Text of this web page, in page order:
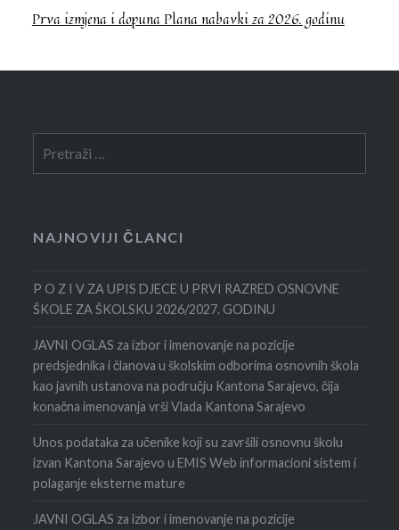
Prva izmjena i dopuna Plana nabavki za 2026. godinu
NAJNOVIJI ČLANCI
P O Z I V ZA UPIS DJECE U PRVI RAZRED OSNOVNE
ŠKOLE ZA ŠKOLSKU 2026/2027. GODINU
JAVNI OGLAS za izbor i imenovanje na pozicije
predsjednika i članova u školskim odborima osnovnih škola
kao javnih ustanova na području Kantona Sarajevo, čija
konačna imenovanja vrši Vlada Kantona Sarajevo
Unos podataka za učenike koji su završili osnovnu školu
izvan Kantona Sarajevo u EMIS Web informacioni sistem i
polaganje eksterne mature
JAVNI OGLAS za izbor i imenovanje na pozicije